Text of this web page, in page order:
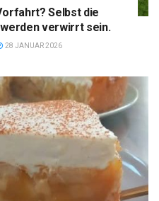
Selbst die
verwirrt sein.
28 JANUAR 2026